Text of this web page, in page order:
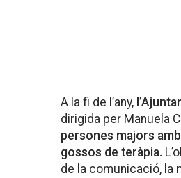
A la fi de l’any,
dirigida per Manuela
persones majors
gossos de teràpia.
de la comunicació, la